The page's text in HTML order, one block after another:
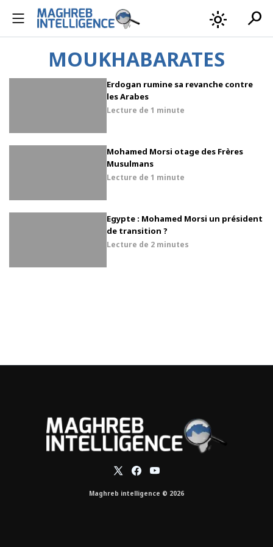
light_mode search
MOUKHABARATES
Erdogan rumine sa revanche contre
les Arabes
Lecture de 1 minute
Mohamed Morsi otage des Frères
Musulmans
Lecture de 1 minute
Egypte : Mohamed Morsi un président
de transition ?
Lecture de 2 minutes
Maghreb intelligence © 2026